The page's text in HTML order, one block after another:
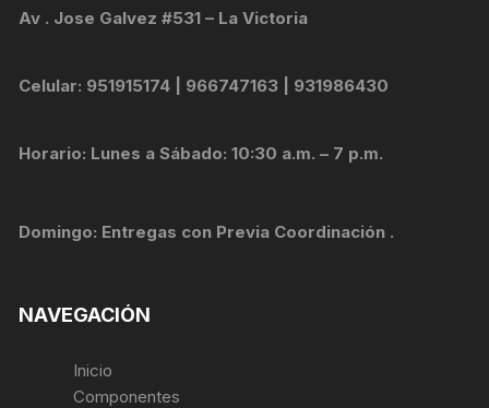
Av . Jose Galvez #531 – La Victoria
Celular: 951915174 | 966747163 | 931986430
Horario: Lunes a Sábado: 10:30 a.m. – 7 p.m.
Domingo: Entregas con Previa Coordinación .
NAVEGACIÓN
Inicio
Componentes